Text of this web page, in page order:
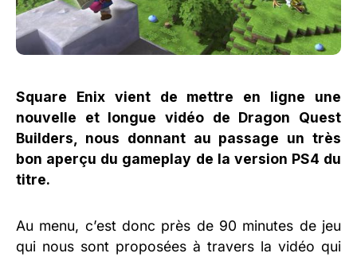
Square Enix vient de mettre en ligne une
nouvelle et longue vidéo de Dragon Quest
Builders, nous donnant au passage un très
bon aperçu du gameplay de la version PS4 du
titre.
Au menu, c’est donc près de 90 minutes de jeu
qui nous sont proposées à travers la vidéo qui